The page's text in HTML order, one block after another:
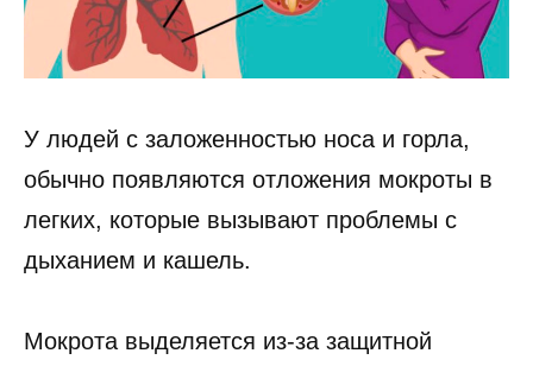
У людей с заложенностью носа и горла,
обычно появляются отложения мокроты в
легких, которые вызывают проблемы с
дыханием и кашель.
Мокрота выделяется из-за защитной